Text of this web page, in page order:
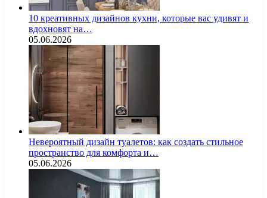
10 креативных дизайнов кухни, которые вас удивят и
вдохновят на…
05.06.2026
Невероятный дизайн туалетов: как создать стильное
пространство для комфорта и…
05.06.2026